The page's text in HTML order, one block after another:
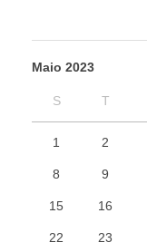
Maio 2023
S T
1 2
8 9
15 16
22 23